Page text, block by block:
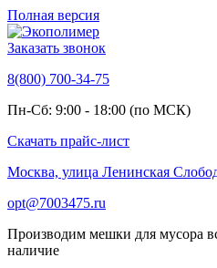
Полная версия
Заказать звонок
8(800) 700-34-75
Пн-Сб: 9:00 - 18:00 (по МСК)
Скачать прайс-лист
Москва, улица Ленинская
opt@7003475.ru
Производим мешки для мусора
наличие